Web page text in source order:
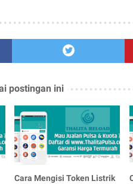
postingan ini
Cara Mengisi Token Listrik